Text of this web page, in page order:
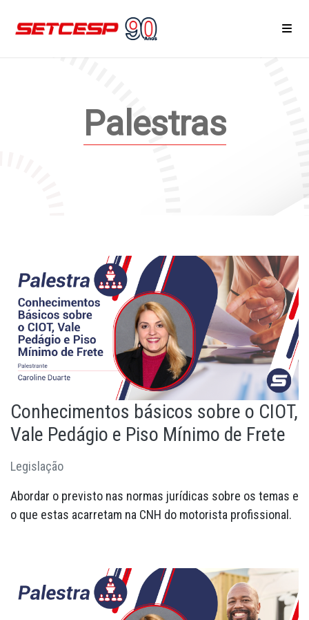
Área do Associado
Notícias
Associe-se
Fale Conosco
Quem Somos
Diretorias e Comissões
Parceiros
Imprensa
Palestras
Conhecimentos básicos sobre o CIOT,
Vale Pedágio e Piso Mínimo de Frete
Legislação
Abordar o previsto nas normas jurídicas sobre os temas e
o que estas acarretam na CNH do motorista profissional.